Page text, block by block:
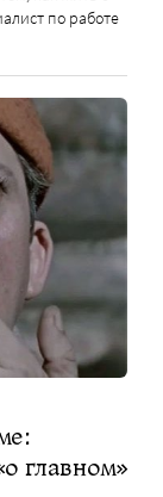
по работе
главном»